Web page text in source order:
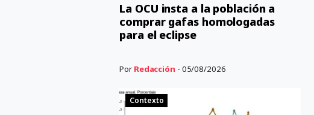
La OCU insta a la población a
comprar gafas homologadas
para el eclipse
Por Redacción - 05/08/2026
Contexto